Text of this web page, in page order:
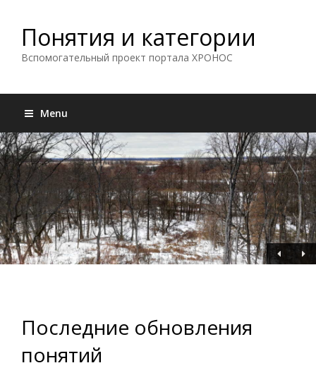
Понятия и категории
Вспомогательный проект портала ХРОНОС
Menu
Последние обновления
понятий